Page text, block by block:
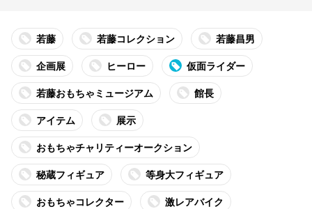
若藤 若藤コレクション 若藤昌男
企画展 ヒーロー 仮面ライダー
若藤おもちゃミュージアム 館長
アイテム 展示
おもちゃチャリティーオークション
秘蔵フィギュア 等身大フィギュア
おもちゃコレクター 激レアバイク